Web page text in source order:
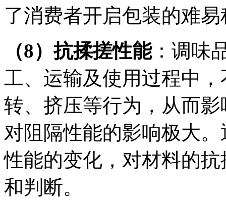
了消费者开启包装的难易
（8）抗揉搓性能：调味
工、运输及使用过程中
转、挤压等行为，从而
对阻隔性能的影响极大
性能的变化，对材料的
和判断。